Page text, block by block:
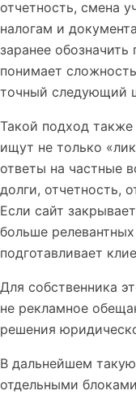
отчетность, смена
налогам и
заранее
понимает
точный следующий
Такой подход также
ищут не только
ответы на частные
долги, отчетность,
Если сайт
больше
подготавливает
Для собственника
не рекламное
решения
В дальнейшем
отдельными